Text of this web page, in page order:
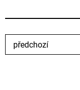
předchozí